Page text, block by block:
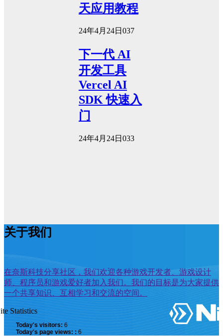
天应用教程
24年4月24日 037
下一代 AI
开发工具
Vercel AI
SDK 快速入
门
24年4月24日 033
关于我们
在奈斯科技分享社区，我们欢迎各种游戏开发者、游戏设计
师、程序员和游戏爱好者加入我们。我们的目标是为大家提供
一个共享知识、互相学习和交流的空间。
Statistics
Today's visitors: 6
Today's page views: : 6